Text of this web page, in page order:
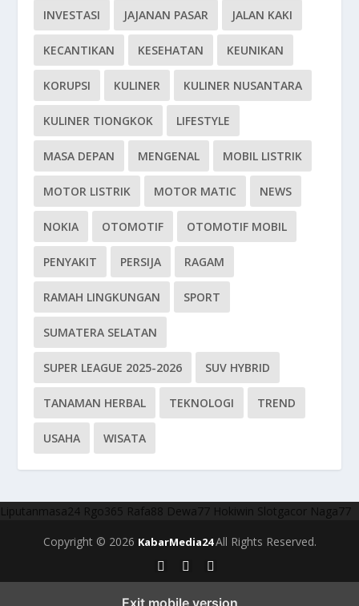
INVESTASI JAJANAN PASAR JALAN KAKI
KECANTIKAN KESEHATAN KEUNIKAN
KORUPSI KULINER KULINER NUSANTARA
KULINER TIONGKOK LIFESTYLE
MASA DEPAN MENGENAL MOBIL LISTRIK
MOTOR LISTRIK MOTOR MATIC NEWS
NOKIA OTOMOTIF OTOMOTIF MOBIL
PENYAKIT PERSIJA RAGAM
RAMAH LINGKUNGAN SPORT
SUMATERA SELATAN
SUPER LEAGUE 2025-2026 SUV HYBRID
TANAMAN HERBAL TEKNOLOGI TREND
USAHA WISATA
Liputanmasa24 Rgo365 Rafa88 Dewa77 Hokiwin Slotgacor Naga77
Copyright © 2026 KabarMedia24All Rights Reserved.
Exit mobile version